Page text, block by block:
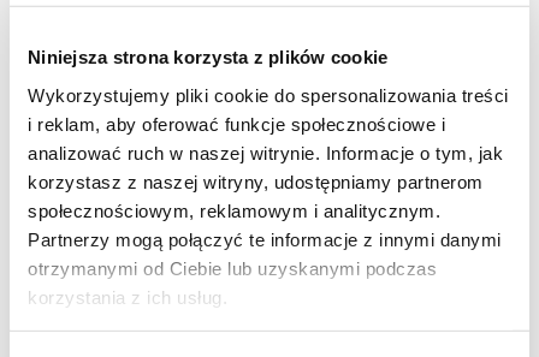
Niniejsza strona korzysta z plików cookie
Wykorzystujemy pliki cookie do spersonalizowania treści
i reklam, aby oferować funkcje społecznościowe i
analizować ruch w naszej witrynie. Informacje o tym, jak
korzystasz z naszej witryny, udostępniamy partnerom
społecznościowym, reklamowym i analitycznym.
Partnerzy mogą połączyć te informacje z innymi danymi
otrzymanymi od Ciebie lub uzyskanymi podczas
korzystania z ich usług.
Brak produktów w koszyku.
Idź do sklepu
Pełna
kompatybilność
akcesoriów
Używaj wieludodatkowych akcesoriówi zwiększ